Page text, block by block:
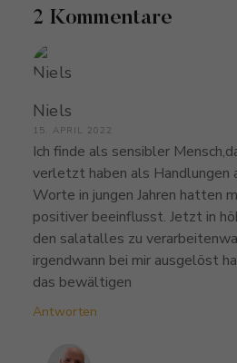
2 Kommentare
Niels
15. APRIL 2022
Ich finde als sensibler
verletzt haben als Handlungen
Worte in jungen Jahren hatten
positiver beeinflusst. Jetzt in
den salatalles zu
irgendwann bei mir ausgelöst
das bewältigen
Antworten